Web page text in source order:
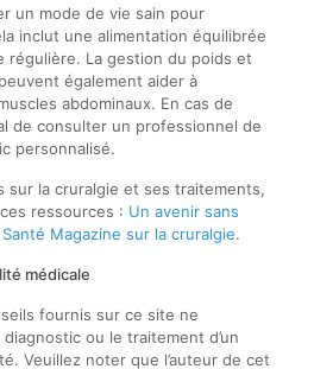
un mode de vie sain pour
inclut une alimentation équilibrée
régulière. La gestion du poids et
également aider à
abdominaux. En cas de
de consulter un professionnel de
personnalisé.
sur la cruralgie et ses traitements,
ressources : Un avenir sans
Santé Magazine sur la cruralgie.
médicale
fournis sur ce site ne
diagnostic ou le traitement d’un
Veuillez noter que l’auteur de cet